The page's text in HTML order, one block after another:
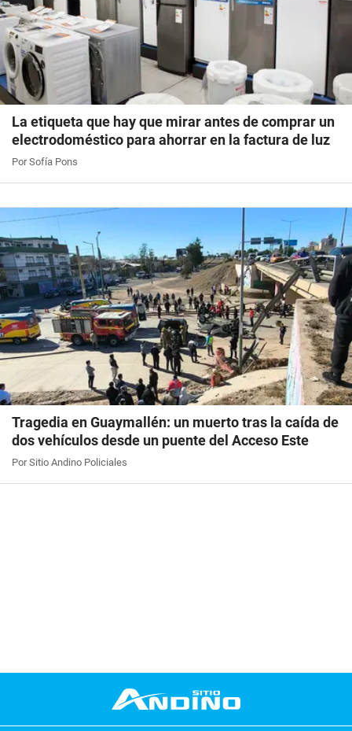
La etiqueta que hay que mirar antes de comprar un
electrodoméstico para ahorrar en la factura de luz
Por Sofía Pons
Tragedia en Guaymallén: un muerto tras la caída de
dos vehículos desde un puente del Acceso Este
Por Sitio Andino Policiales